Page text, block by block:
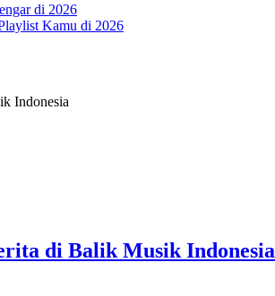
di 2026
Kamu di 2026
di Balik Musik Indonesia